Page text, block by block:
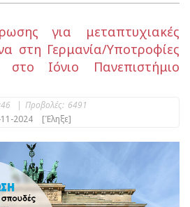
για μεταπτυχιακές
στη Γερμανία/Υποτροφίες
Ιόνιο Πανεπιστήμιο
| Προβολές: 6491
2024 [Έληξε]